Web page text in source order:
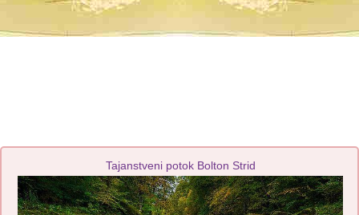
Tajanstveni potok Bolton Strid